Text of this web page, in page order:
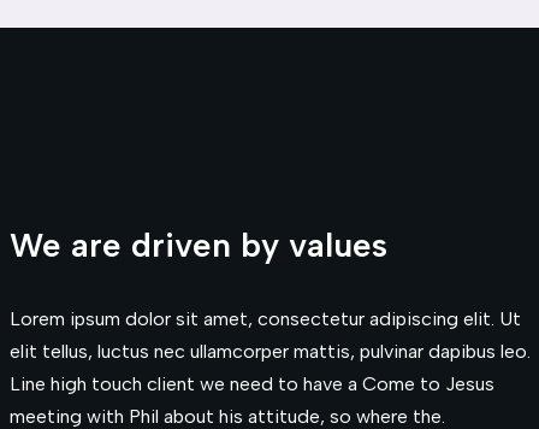
We are driven by values
Lorem ipsum dolor sit amet, consectetur adipiscing elit. Ut
elit tellus, luctus nec ullamcorper mattis, pulvinar dapibus leo.
Line high touch client we need to have a Come to Jesus
meeting with Phil about his attitude, so where the.